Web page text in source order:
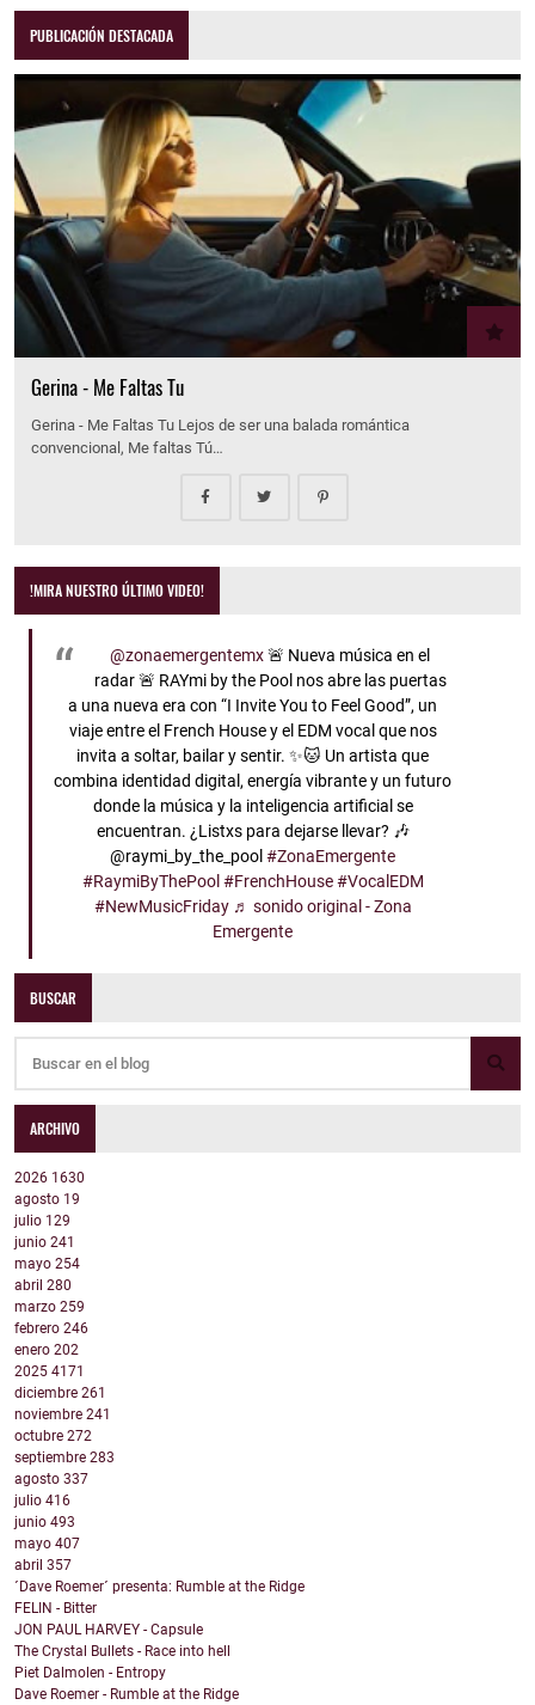
PUBLICACIÓN DESTACADA
Gerina - Me Faltas Tu
Gerina - Me Faltas Tu Lejos de ser una balada romántica
convencional, Me faltas Tú…
!MIRA NUESTRO ÚLTIMO VIDEO!
@zonaemergentemx🚨 Nueva música en el
radar 🚨 RAYmi by the Pool nos abre las puertas
a una nueva era con “I Invite You to Feel Good”, un
viaje entre el French House y el EDM vocal que nos
invita a soltar, bailar y sentir. ✨🐱 Un artista que
combina identidad digital, energía vibrante y un futuro
donde la música y la inteligencia artificial se
encuentran. ¿Listxs para dejarse llevar? 🎶
@raymi_by_the_pool#ZonaEmergente
#RaymiByThePool #FrenchHouse #VocalEDM
#NewMusicFriday ♬ sonido original - Zona
Emergente
BUSCAR
ARCHIVO
2026 1630
agosto 19
julio 129
junio 241
mayo 254
abril 280
marzo 259
febrero 246
enero 202
2025 4171
diciembre 261
noviembre 241
octubre 272
septiembre 283
agosto 337
julio 416
junio 493
mayo 407
abril 357
´Dave Roemer´ presenta: Rumble at the Ridge
FELIN - Bitter
JON PAUL HARVEY - Capsule
The Crystal Bullets - Race into hell
Piet Dalmolen - Entropy
Dave Roemer - Rumble at the Ridge